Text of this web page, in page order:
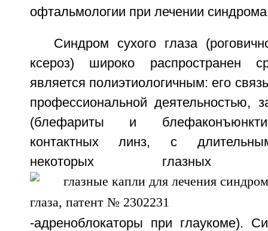
офтальмологии при лечении синдрома
Синдром сухого глаза
ксероз) широко распространен
является полиэтиологичным: его
профессиональной деятельностью,
(блефариты и
контактных линз, с
некоторых
-адреноблокаторы при глаукоме).